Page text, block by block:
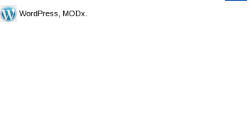
WordPress, MODx.